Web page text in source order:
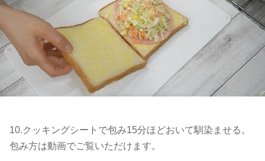
10.クッキングシートで包み15分ほどおいて馴染ませる。
包み方は動画でご覧いただけます。